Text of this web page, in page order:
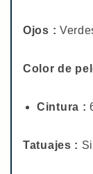
Ojos :
Color de
Cintura :
Tatuajes : Si